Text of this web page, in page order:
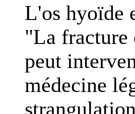
L'os hyoïde
"La fracture
peut
médecine